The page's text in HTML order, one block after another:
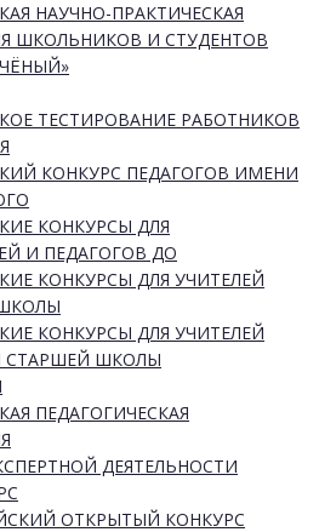
НАУЧНО-ПРАКТИЧЕСКАЯ
ШКОЛЬНИКОВ И СТУДЕНТОВ
ТЕСТИРОВАНИЕ РАБОТНИКОВ
КОНКУРС ПЕДАГОГОВ ИМЕНИ
КОНКУРСЫ ДЛЯ
И ПЕДАГОГОВ ДО
КОНКУРСЫ ДЛЯ УЧИТЕЛЕЙ
КОНКУРСЫ ДЛЯ УЧИТЕЛЕЙ
ШКОЛЫ
ПЕДАГОГИЧЕСКАЯ
ДЕЯТЕЛЬНОСТИ
ОТКРЫТЫЙ КОНКУРС